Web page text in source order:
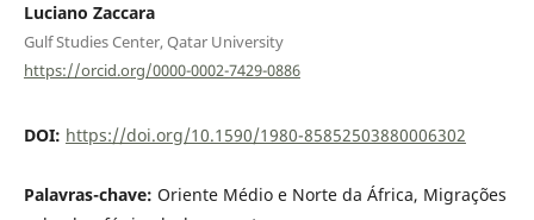
Luciano Zaccara
Gulf Studies Center, Qatar University
https://orcid.org/0000-0002-7429-0886
DOI: https://doi.org/10.1590/1980-85852503880006302
Palavras-chave: Oriente Médio e Norte da África, Migrações